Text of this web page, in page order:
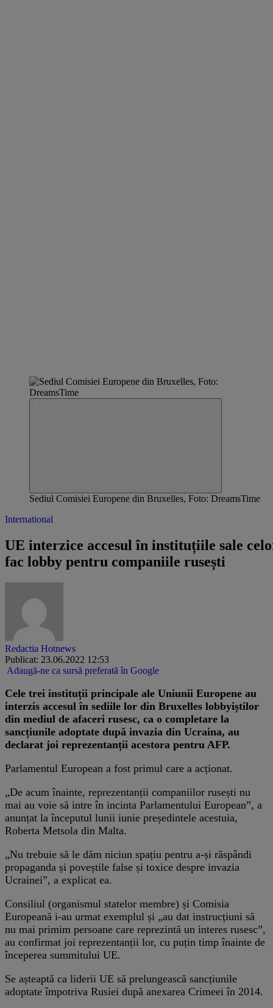
Sediul Comisiei Europene din Bruxelles, Foto: DreamsTime
International
UE interzice accesul în instituțiile sale
fac lobby pentru companiile rusești
Redactia Hotnews
Publicat: 23.06.2022 12:53
Adaugă-ne ca sursă preferată în Google
Cele trei instituții principale ale Uniunii Europene au
interzis accesul în sediile lor din Bruxelles lobbyiștilor
din mediul de afaceri rusesc, ca o completare la
sancțiunile adoptate după invazia din Ucraina, au
declarat joi reprezentanții acestora pentru AFP.
Parlamentul European a fost primul care a acționat.
„De acum înainte, reprezentanții companiilor rusești nu
mai au voie să intre în incinta Parlamentului European”, a
anunțat la începutul lunii iunie președintele acestuia,
Roberta Metsola din Malta.
„Nu trebuie să le dăm niciun spațiu pentru a-și răspândi
propaganda și poveștile false și toxice despre invazia
Ucrainei”, a explicat ea.
Consiliul (organismul statelor membre) și Comisia
Europeană i-au urmat exemplul și „au dat instrucțiuni să
nu mai primim persoane care reprezintă un interes rusesc”,
au confirmat joi reprezentanții lor, cu puțin timp înainte de
începerea summitului UE.
Se așteaptă ca liderii UE să prelungească sancțiunile
adoptate împotriva Rusiei după anexarea Crimeei în 2014.